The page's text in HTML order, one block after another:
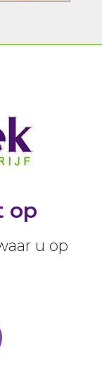
op
u op